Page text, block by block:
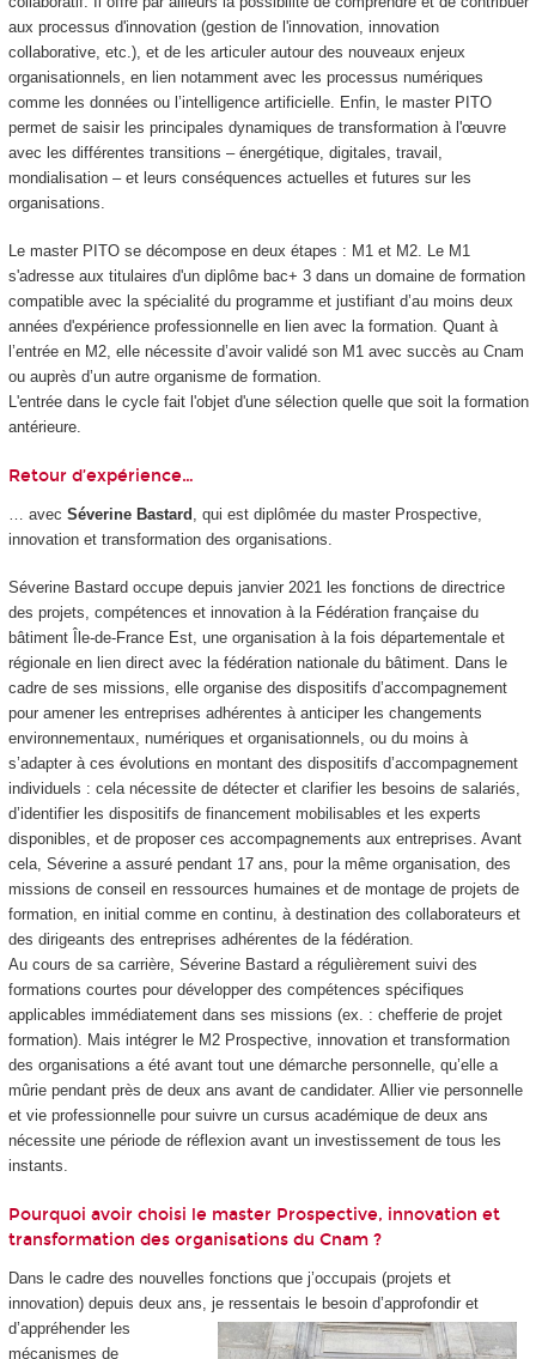
aux processus d'innovation (gestion de l'innovation, innovation
collaborative, etc.), et de les articuler autour des nouveaux enjeux
organisationnels, en lien notamment avec les processus numériques
comme les données ou l’intelligence artificielle. Enfin, le master PITO
permet de saisir les principales dynamiques de transformation à l'œuvre
avec les différentes transitions – énergétique, digitales, travail,
mondialisation – et leurs conséquences actuelles et futures sur les
organisations.
Le master PITO se décompose en deux étapes : M1 et M2. Le M1
s'adresse aux titulaires d'un diplôme bac+ 3 dans un domaine de formation
compatible avec la spécialité du programme et justifiant d’au moins deux
années d'expérience professionnelle en lien avec la formation. Quant à
l’entrée en M2, elle nécessite d’avoir validé son M1 avec succès au Cnam
ou auprès d’un autre organisme de formation.
L'entrée dans le cycle fait l'objet d'une sélection quelle que soit la formation
antérieure.
Retour d’expérience…
… avec Séverine Bastard , qui est diplômée du master Prospective,
innovation et transformation des organisations.
Séverine Bastard occupe depuis janvier 2021 les fonctions de directrice
des projets, compétences et innovation à la Fédération française du
bâtiment Île-de-France Est, une organisation à la fois départementale et
régionale en lien direct avec la fédération nationale du bâtiment. Dans le
cadre de ses missions, elle organise des dispositifs d’accompagnement
pour amener les entreprises adhérentes à anticiper les changements
environnementaux, numériques et organisationnels, ou du moins à
s’adapter à ces évolutions en montant des dispositifs d’accompagnement
individuels : cela nécessite de détecter et clarifier les besoins de salariés,
d’identifier les dispositifs de financement mobilisables et les experts
disponibles, et de proposer ces accompagnements aux entreprises. Avant
cela, Séverine a assuré pendant 17 ans, pour la même organisation, des
missions de conseil en ressources humaines et de montage de projets de
formation, en initial comme en continu, à destination des collaborateurs et
des dirigeants des entreprises adhérentes de la fédération.
Au cours de sa carrière, Séverine Bastard a régulièrement suivi des
formations courtes pour développer des compétences spécifiques
applicables immédiatement dans ses missions (ex. : chefferie de projet
formation). Mais intégrer le M2 Prospective, innovation et transformation
des organisations a été avant tout une démarche personnelle, qu’elle a
mûrie pendant près de deux ans avant de candidater. Allier vie personnelle
et vie professionnelle pour suivre un cursus académique de deux ans
nécessite une période de réflexion avant un investissement de tous les
instants.
Pourquoi avoir choisi le master Prospective, innovation et
transformation des organisations du Cnam ?
Dans le cadre des nouvelles fonctions que j’occupais (projets et
innovation) depuis deux ans, je ressentais le besoin d’approfondir et
d’appréhender les
mécanismes de